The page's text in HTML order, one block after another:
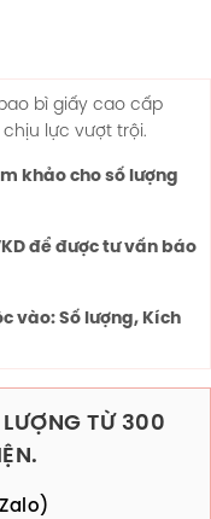
bì giấy cao cấp
lực vượt trội.
khảo cho số lượng
để được tư vấn báo
vào: Số lượng, Kích
TỪ 300